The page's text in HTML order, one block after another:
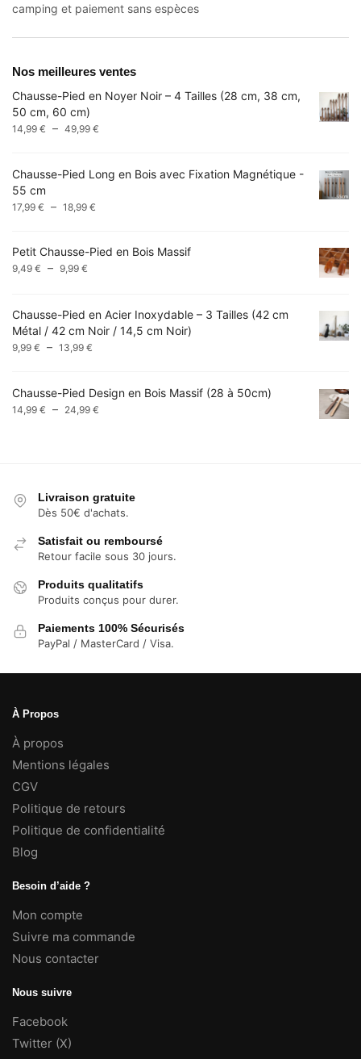
camping et paiement sans espèces
Nos meilleures ventes
Chausse-Pied en Noyer Noir – 4 Tailles (28 cm, 38 cm,
50 cm, 60 cm)
14,99 € – 49,99 €
14,99 €
Chausse-Pied Long en Bois avec Fixation Magnétique -
55 cm
17,99 € – 18,99 €
17,99 €
Petit Chausse-Pied en Bois Massif
9,49 € – 9,99 €
9,49 €
à
9,99 €
Chausse-Pied en Acier Inoxydable – 3 Tailles (42 cm
Métal / 42 cm Noir / 14,5 cm Noir)
9,99 € – 13,99 €
9,99 €
à
Chausse-Pied Design en Bois Massif (28 à 50cm)
14,99 € – 24,99 €
Livraison gratuite
Dès 50€ d'achats.
Satisfait ou remboursé
Retour facile sous 30 jours.
Produits qualitatifs
Produits conçus pour durer.
Paiements 100% Sécurisés
PayPal / MasterCard / Visa.
À Propos
À propos
Mentions légales
CGV
Politique de retours
Politique de confidentialité
Blog
Besoin d’aide ?
Mon compte
Suivre ma commande
Nous contacter
Nous suivre
Facebook
Twitter (X)